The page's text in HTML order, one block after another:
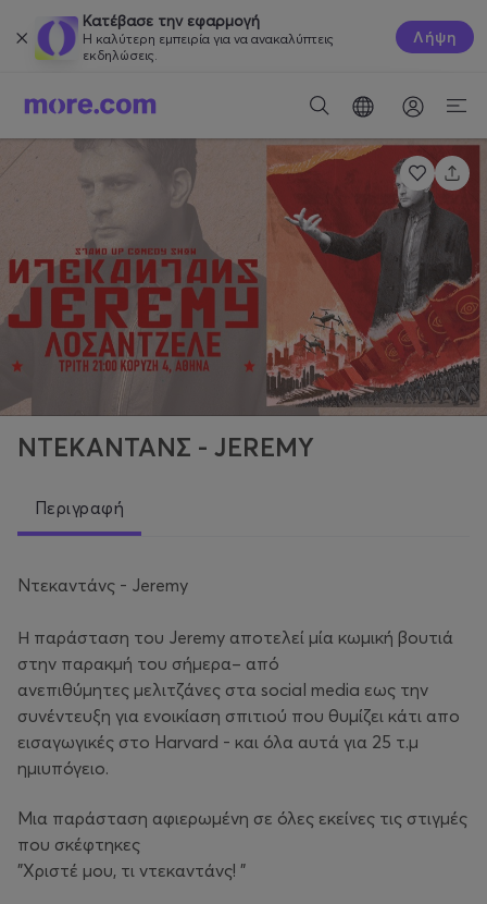
Κατέβασε την εφαρμογή
Η καλύτερη εμπειρία για να ανακαλύπτεις
εκδηλώσεις.
Λήψη
ΝΤΕΚΑΝΤΑΝΣ - JEREMY
Περιγραφή
Ντεκαντάνς - Jeremy
Η παράσταση του Jeremy αποτελεί μία κωμική βουτιά
στην παρακμή του σήμερα– από
ανεπιθύμητες μελιτζάνες στα social media εως την
συνέντευξη για ενοικίαση σπιτιού που θυμίζει κάτι απο
εισαγωγικές στο Harvard - και όλα αυτά για 25 τ.μ
ημιυπόγειο.
Μια παράσταση αφιερωμένη σε όλες εκείνες τις στιγμές
που σκέφτηκες
"Χριστέ μου, τι ντεκαντάνς! "